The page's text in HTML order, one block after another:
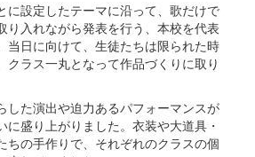
に設定したテーマに沿って、歌だけで
り入れながら発表を行う、本校を代表
当日に向けて、生徒たちは限られた時
クラス一丸となって作品づくりに取り
した演出や迫力あるパフォーマンスが
に盛り上がりました。衣装や大道具・
ちの手作りで、それぞれのクラスの個